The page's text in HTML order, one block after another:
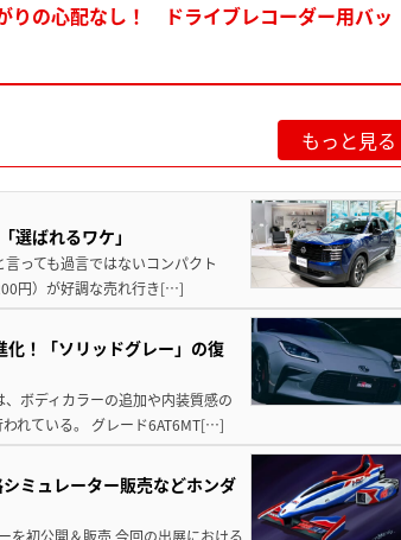
りの心配なし！ ドライブレコーダー用バッ
もっと見る
選ばれるワケ」
っても過言ではないコンパクト
円）が好調な売れ行き[…]
化！「ソリッドグレー」の復
ボディカラーの追加や内装質感の
れている。 グレード6AT6MT[…]
ミュレーター販売などホンダ